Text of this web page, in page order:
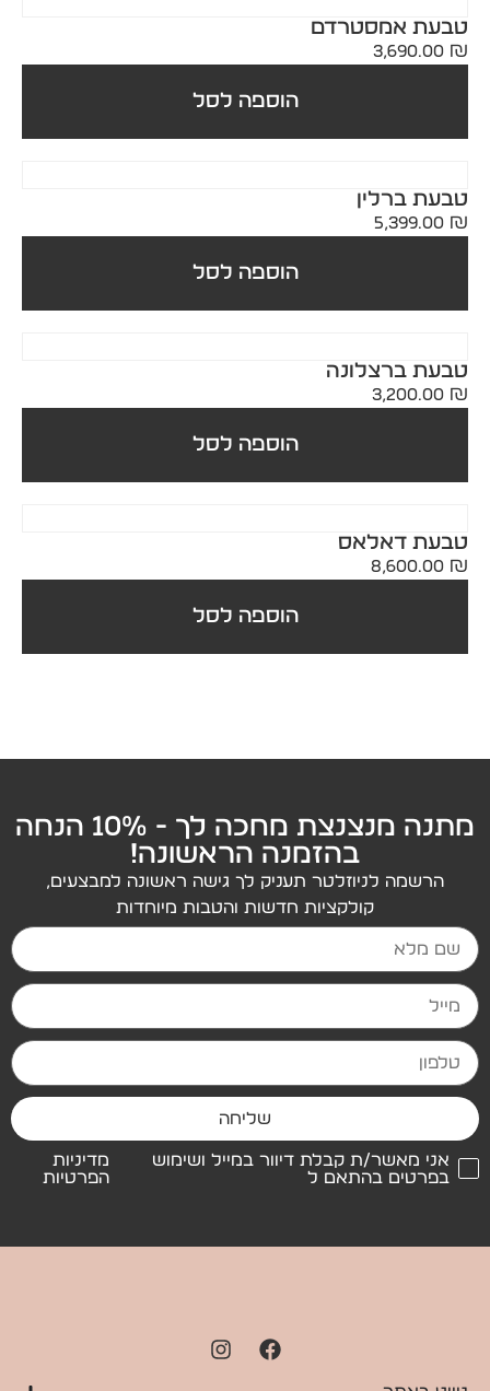
טבעת אמסטרדם
3,690.00 ₪
הוספה לסל
טבעת ברלין
5,399.00 ₪
הוספה לסל
טבעת ברצלונה
3,200.00 ₪
הוספה לסל
טבעת דאלאס
8,600.00 ₪
הוספה לסל
מתנה מנצנצת מחכה לך - 10% הנחה
בהזמנה הראשונה!
הרשמה לניוזלטר תעניק לך גישה ראשונה למבצעים,
קולקציות חדשות והטבות מיוחדות
שליחה
אני מאשר/ת קבלת דיוור במייל ושימוש
בפרטים בהתאם ל
מדיניות
הפרטיות